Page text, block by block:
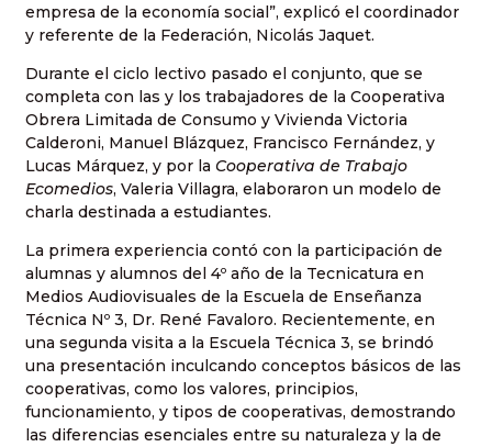
empresa de la economía social”, explicó el coordinador
y referente de la Federación, Nicolás Jaquet.
Durante el ciclo lectivo pasado el conjunto, que se
completa con las y los trabajadores de la Cooperativa
Obrera Limitada de Consumo y Vivienda Victoria
Calderoni, Manuel Blázquez, Francisco Fernández, y
Lucas Márquez, y por la Cooperativa de Trabajo
Ecomedios, Valeria Villagra, elaboraron un modelo de
charla destinada a estudiantes.
La primera experiencia contó con la participación de
alumnas y alumnos del 4º año de la Tecnicatura en
Medios Audiovisuales de la Escuela de Enseñanza
Técnica Nº 3, Dr. René Favaloro. Recientemente, en
una segunda visita a la Escuela Técnica 3, se brindó
una presentación inculcando conceptos básicos de las
cooperativas, como los valores, principios,
funcionamiento, y tipos de cooperativas, demostrando
las diferencias esenciales entre su naturaleza y la de